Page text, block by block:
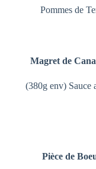
Pommes de
Magret de
(380g env) Sauce
Pièce de